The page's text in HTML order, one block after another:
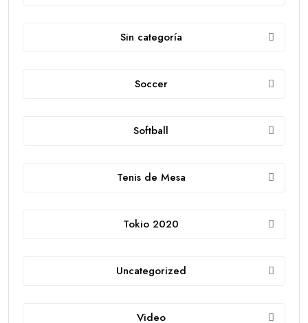
Sin categoría
Soccer
Softball
Tenis de Mesa
Tokio 2020
Uncategorized
Video